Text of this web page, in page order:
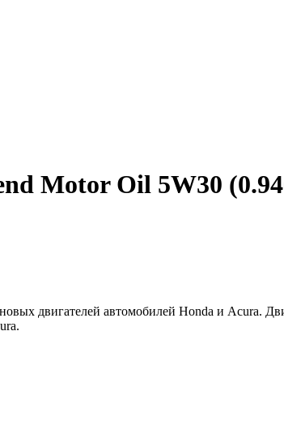
Motor Oil 5W30
двигателей автомобилей Honda и Acura.